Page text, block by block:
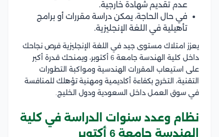
عدم تقديم شهادة خارجية.
في حال الحاجة، يمكن دراسة مقررات أو برامج
تأهيلية في اللغة الإنجليزية.
يعزز امتلاك مستوى جيد في اللغة الإنجليزية فرص نجاحك
داخل كلية الهندسة جامعة 6 أكتوبر، ويمنحك قدرة أكبر
على استيعاب المقررات الهندسية ومواكبة التطورات
التقنية، التخرج بكفاءة أكاديمية ومهنية تؤهلك للمنافسة
في سوق العمل داخل السعودية ودول الخليج.
نظام وعدد سنوات الدراسة في كلية
الهندسة جامعة 6 أكتوبر